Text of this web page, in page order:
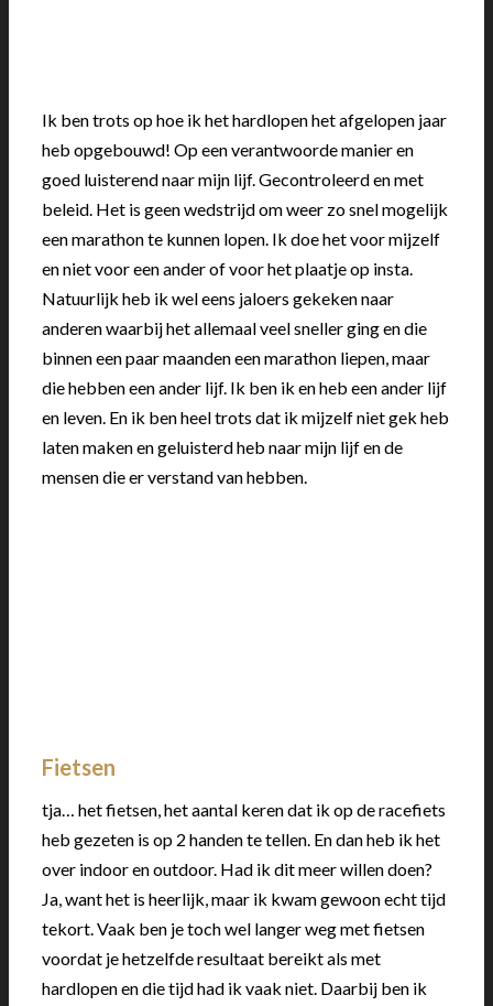
Ik ben trots op hoe ik het hardlopen het afgelopen jaar
heb opgebouwd! Op een verantwoorde manier en
goed luisterend naar mijn lijf. Gecontroleerd en met
beleid. Het is geen wedstrijd om weer zo snel mogelijk
een marathon te kunnen lopen. Ik doe het voor mijzelf
en niet voor een ander of voor het plaatje op insta.
Natuurlijk heb ik wel eens jaloers gekeken naar
anderen waarbij het allemaal veel sneller ging en die
binnen een paar maanden een marathon liepen, maar
die hebben een ander lijf. Ik ben ik en heb een ander lijf
en leven. En ik ben heel trots dat ik mijzelf niet gek heb
laten maken en geluisterd heb naar mijn lijf en de
mensen die er verstand van hebben.
Fietsen
tja… het fietsen, het aantal keren dat ik op de racefiets
heb gezeten is op 2 handen te tellen. En dan heb ik het
over indoor en outdoor. Had ik dit meer willen doen?
Ja, want het is heerlijk, maar ik kwam gewoon echt tijd
tekort. Vaak ben je toch wel langer weg met fietsen
voordat je hetzelfde resultaat bereikt als met
hardlopen en die tijd had ik vaak niet. Daarbij ben ik